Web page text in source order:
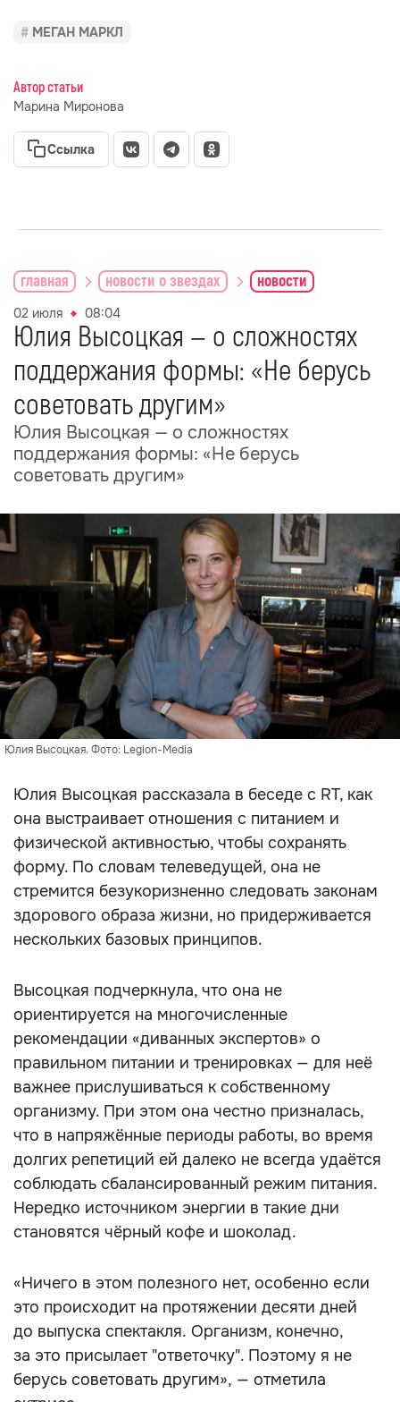
МЕГАН МАРКЛ
Автор статьи
Марина Миронова
Ссылка
главная новости о звездах новости
02 июля 08:04
Юлия Высоцкая — о сложностях
поддержания формы: «Не берусь
советовать другим»
Юлия Высоцкая — о сложностях
поддержания формы: «Не берусь
советовать другим»
Юлия Высоцкая. Фото: Legion-Media
Юлия Высоцкая рассказала в беседе с RT, как
она выстраивает отношения с питанием и
физической активностью, чтобы сохранять
форму. По словам телеведущей, она не
стремится безукоризненно следовать законам
здорового образа жизни, но придерживается
нескольких базовых принципов.
Высоцкая подчеркнула, что она не
ориентируется на многочисленные
рекомендации «диванных экспертов» о
правильном питании и тренировках — для неё
важнее прислушиваться к собственному
организму. При этом она честно призналась,
что в напряжённые периоды работы, во время
долгих репетиций ей далеко не всегда удаётся
соблюдать сбалансированный режим питания.
Нередко источником энергии в такие дни
становятся чёрный кофе и шоколад.
«Ничего в этом полезного нет, особенно если
это происходит на протяжении десяти дней
до выпуска спектакля. Организм, конечно,
за это присылает "ответочку". Поэтому я не
берусь советовать другим», — отметила